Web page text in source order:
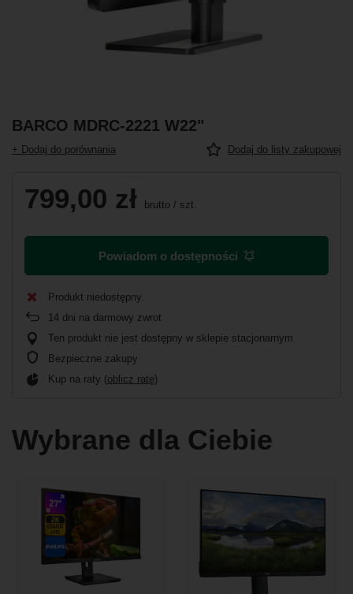
BARCO MDRC-2221 W22"
+ Dodaj do porównania Dodaj do listy zakupowej
799,00 zł brutto / szt.
Powiadom o dostępności
Produkt niedostępny
14 dni na darmowy zwrot
Ten produkt nie jest dostępny w sklepie stacjonarnym
Bezpieczne zakupy
Kup na raty (oblicz ratę)
Wybrane dla Ciebie